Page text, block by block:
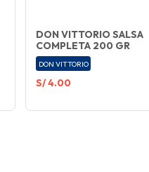
DON VITTORIO SALSA
COMPLETA 200 GR
DON VITTORIO
S/ 4.00